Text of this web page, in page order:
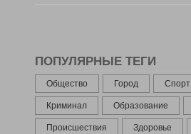
ПОПУЛЯРНЫЕ ТЕГИ
Общество Город Спорт
Криминал Образование
Происшествия Здоровье